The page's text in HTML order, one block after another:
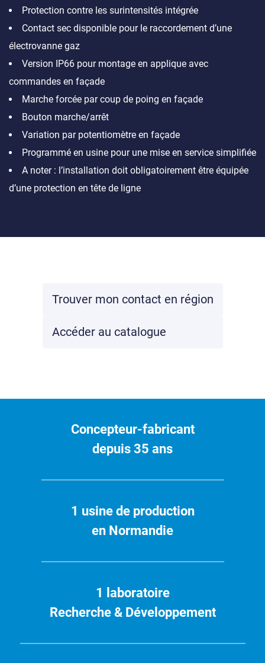
Protection contre les surintensités intégrée
Contact sec disponible pour le raccordement d’une
électrovanne gaz
Version IP66 pour montage en applique avec
commandes en façade
Marche forcée par coup de poing en façade
Bouton marche/arrêt
Variation par potentiomètre en façade
Programmé en usine pour une mise en service simplifiée
A noter : l’installation doit obligatoirement être équipée
d’une protection en tête de ligne
Trouver mon contact en région
Accéder au catalogue
(
)
Concepteur-fabricant
depuis 35 ans
1 usine de production
en Normandie
1 laboratoire
Recherche & Développement